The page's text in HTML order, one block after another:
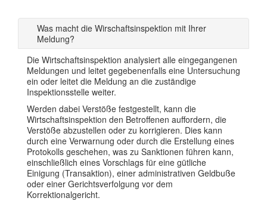
Was macht die Wirschaftsinspektion mit Ihrer
Meldung?
Die Wirtschaftsinspektion analysiert alle eingegangenen
Meldungen und leitet gegebenenfalls eine Untersuchung
ein oder leitet die Meldung an die zuständige
Inspektionsstelle weiter.
Werden dabei Verstöße festgestellt, kann die
Wirtschaftsinspektion den Betroffenen auffordern, die
Verstöße abzustellen oder zu korrigieren. Dies kann
durch eine Verwarnung oder durch die Erstellung eines
Protokolls geschehen, was zu Sanktionen führen kann,
einschließlich eines Vorschlags für eine gütliche
Einigung (Transaktion), einer administrativen Geldbuße
oder einer Gerichtsverfolgung vor dem
Korrektionalgericht.